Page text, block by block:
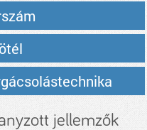
jellemzők